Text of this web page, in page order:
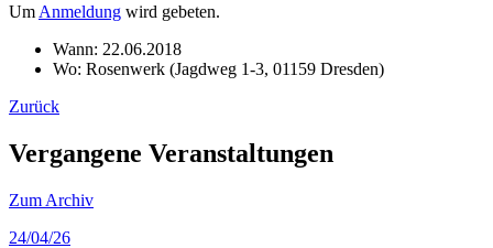
Um Anmeldung wird gebeten.
Wann: 22.06.2018
Wo: Rosenwerk (Jagdweg 1-3, 01159 Dresden)
Zurück
Vergangene Veranstaltungen
Zum Archiv
24/04/26